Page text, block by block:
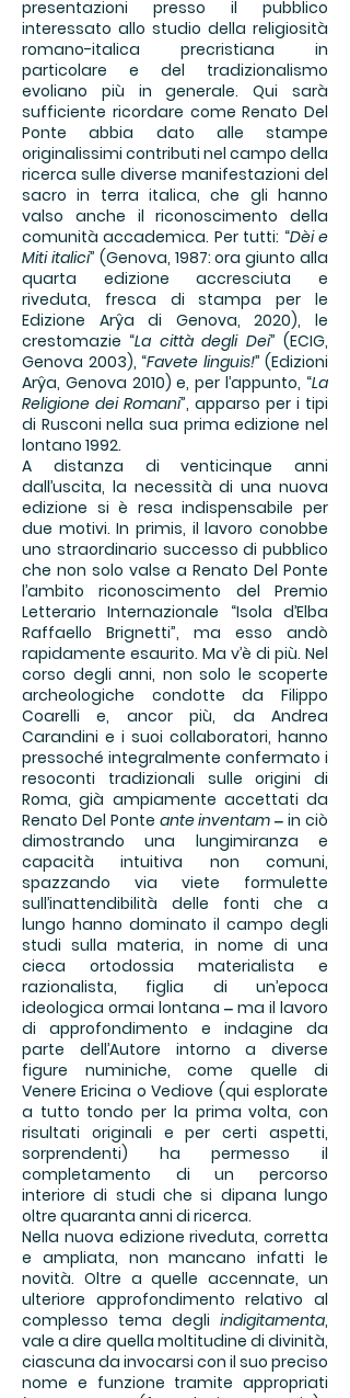
presentazioni presso il pubblico
interessato allo studio della religiosità
romano-italica precristiana in
particolare e del tradizionalismo
evoliano più in generale. Qui sarà
sufficiente ricordare come Renato Del
Ponte abbia dato alle stampe
originalissimi contributi nel campo della
ricerca sulle diverse manifestazioni del
sacro in terra italica, che gli hanno
valso anche il riconoscimento della
comunità accademica. Per tutti: “Dèi e
Miti italici” (Genova, 1987: ora giunto alla
quarta edizione accresciuta e
riveduta, fresca di stampa per le
Edizione Arŷa di Genova, 2020), le
crestomazie “La città degli Dei” (ECIG,
Genova 2003), “Favete linguis!” (Edizioni
Arŷa, Genova 2010) e, per l’appunto, “La
Religione dei Romani”, apparso per i tipi
di Rusconi nella sua prima edizione nel
lontano 1992.
A distanza di venticinque anni
dall’uscita, la necessità di una nuova
edizione si è resa indispensabile per
due motivi. In primis, il lavoro conobbe
uno straordinario successo di pubblico
che non solo valse a Renato Del Ponte
l’ambito riconoscimento del Premio
Letterario Internazionale “Isola d’Elba
Raffaello Brignetti”, ma esso andò
rapidamente esaurito. Ma v’è di più. Nel
corso degli anni, non solo le scoperte
archeologiche condotte da Filippo
Coarelli e, ancor più, da Andrea
Carandini e i suoi collaboratori, hanno
pressoché integralmente confermato i
resoconti tradizionali sulle origini di
Roma, già ampiamente accettati da
Renato Del Ponte ante inventam ‒ in ciò
dimostrando una lungimiranza e
capacità intuitiva non comuni,
spazzando via viete formulette
sull’inattendibilità delle fonti che a
lungo hanno dominato il campo degli
studi sulla materia, in nome di una
cieca ortodossia materialista e
razionalista, figlia di un’epoca
ideologica ormai lontana ‒ ma il lavoro
di approfondimento e indagine da
parte dell’Autore intorno a diverse
figure numiniche, come quelle di
Venere Ericina o Vediove (qui esplorate
a tutto tondo per la prima volta, con
risultati originali e per certi aspetti,
sorprendenti) ha permesso il
completamento di un percorso
interiore di studi che si dipana lungo
oltre quaranta anni di ricerca.
Nella nuova edizione riveduta, corretta
e ampliata, non mancano infatti le
novità. Oltre a quelle accennate, un
ulteriore approfondimento relativo al
complesso tema degli indigitamenta,
vale a dire quella moltitudine di divinità,
ciascuna da invocarsi con il suo preciso
nome e funzione tramite appropriati